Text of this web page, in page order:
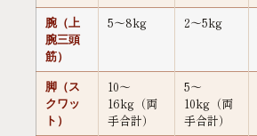
腕（上
腕三頭
筋）
5〜8kg 2〜5kg
脚（ス
クワッ
ト）
10〜
16kg（両
手合計）
5〜
10kg（両
手合計）